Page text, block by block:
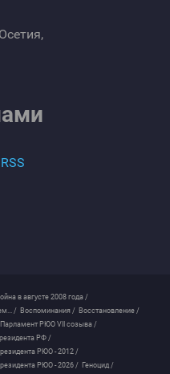
в августе 2008 года /
/ Воспоминания / Восстановление /
РЮО VII созыва /
РФ /
РЮО - 2012 /
РЮО - 2026 / Геноцид /